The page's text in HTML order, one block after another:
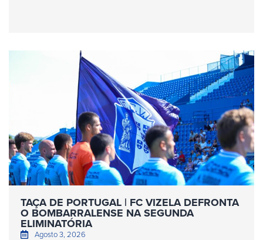
TAÇA DE PORTUGAL | FC VIZELA DEFRONTA
O BOMBARRALENSE NA SEGUNDA
ELIMINATÓRIA
Agosto 3, 2026